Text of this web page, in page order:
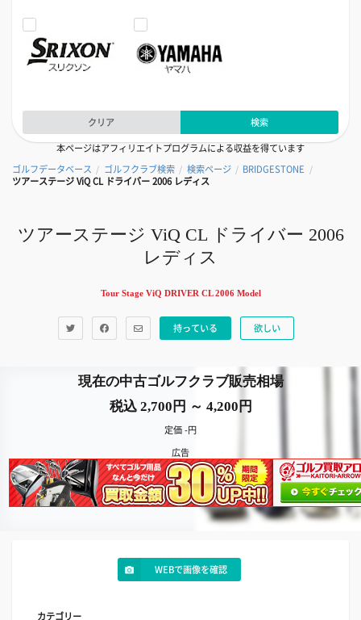
クリア
検索
本ページはアフィリエイトプログラムによる収益を得ています
ゴルフデータベース / ゴルフクラブ検索 / 検索ページ / BRIDGESTONE /
ツアーステージ ViQ CL ドライバー 2006 レディス
ツアーステージ ViQ CL ドライバー 2006
レディス
Tour Stage ViQ DRIVER CL 2006 Model
持っている 欲しい
現在の中古ゴルフクラブ販売相場
税込 2,700円 ～ 4,200円
定価 -円
広告
WEBで画像を確認
カテゴリー